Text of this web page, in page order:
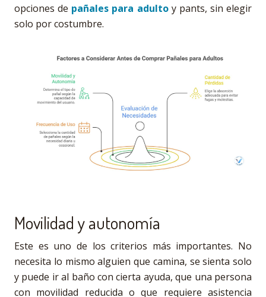
opciones de pañales para adultoy pants, sin elegir
solo por costumbre.
Movilidad y autonomía
Este es uno de los criterios más importantes. No
necesita lo mismo alguien que camina, se sienta solo
y puede ir al baño con cierta ayuda, que una persona
con movilidad reducida o que requiere asistencia